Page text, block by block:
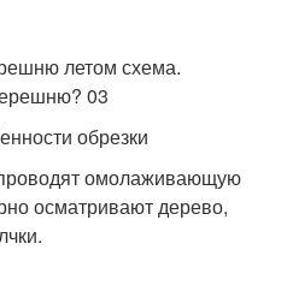
обрезки
омолаживающую
осматривают дерево,